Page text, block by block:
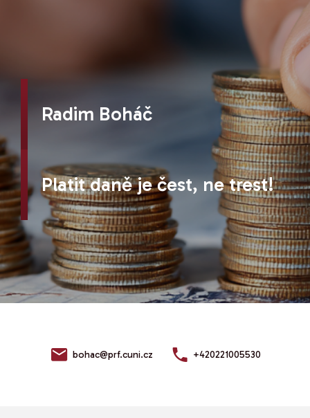
Radim Boháč
Platit daně je čest, ne trest!
bohac@prf.cuni.cz +420221005530